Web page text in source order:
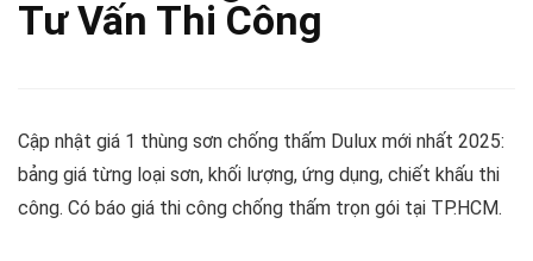
Tư Vấn Thi Công
Cập nhật giá 1 thùng sơn chống thấm Dulux mới nhất 2025:
bảng giá từng loại sơn, khối lượng, ứng dụng, chiết khấu thi
công. Có báo giá thi công chống thấm trọn gói tại TP.HCM.